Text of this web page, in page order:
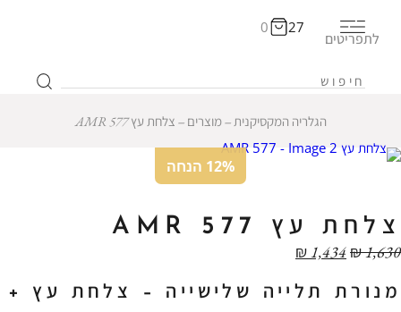
27
0
לתפריטים
הגלריה המקסיקנית ‒מוצרים ‒ צלחת עץ AMR 577
12% הנחה
צלחת עץ AMR 577
₪1,630
₪1,434
מנורת תלייה שלישייה – צלחת עץ +